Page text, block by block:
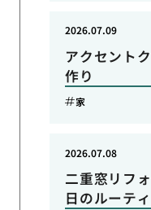
アクセント
作り
2026.07.09
家
二重窓リフ
日のルーテ
2026.07.08